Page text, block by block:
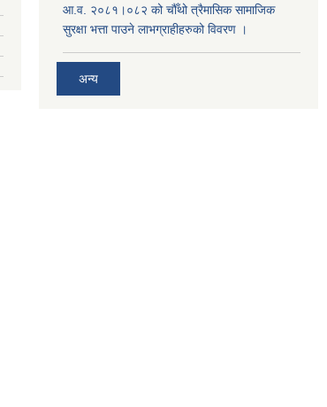
आ.व. २०८१।०८२ को चौँथो त्रैमासिक सामाजिक
सुरक्षा भत्ता पाउने लाभग्राहीहरुको विवरण ।
अन्य